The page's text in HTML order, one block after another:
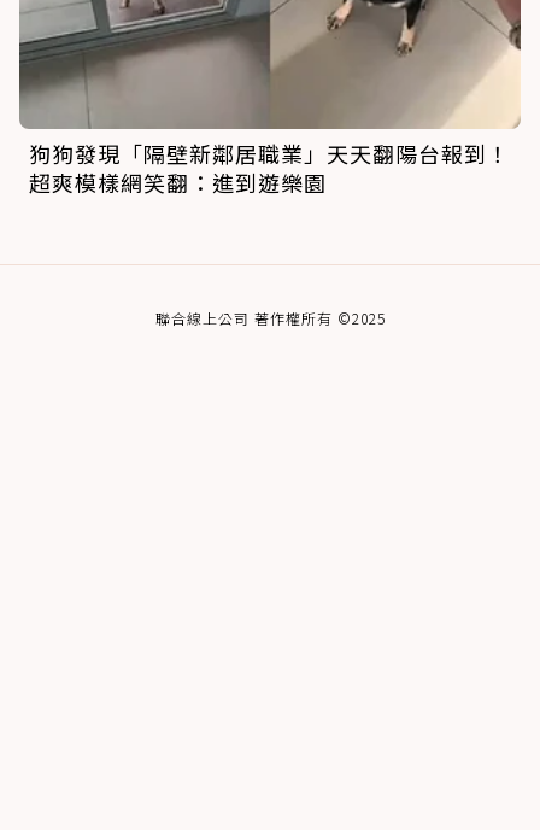
狗狗發現「隔壁新鄰居職業」天天翻陽台報到！
超爽模樣網笑翻：進到遊樂園
聯合線上公司 著作權所有 ©2025